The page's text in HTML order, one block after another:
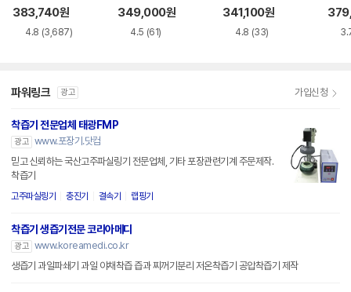
383,740원
4.8 (3,687)
349,000원
4.5 (61)
341,100원
4.8 (33)
파워링크 광고 가입신청
착즙기 전문업체 태광FMP
광고 www.포장기.닷컴
믿고 신뢰하는 국산고주파실링기 전문업체, 기타 포장관련기계 주문제작.
착즙기
고주파실링기 충진기 결속기 랩핑기
착즙기 생즙기전문 코리아메디
광고 www.koreamedi.co.kr
생즙기 과일파쇄기 과일 야채착즙 즙과 찌꺼기분리 저온착즙기 공압착즙기 제작